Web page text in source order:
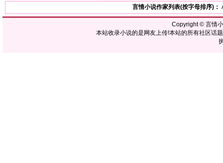
言情小说作家列表(按字母排序)：
Copyright © 言情
本站收录小说的是网友上传!本站的所有社区话